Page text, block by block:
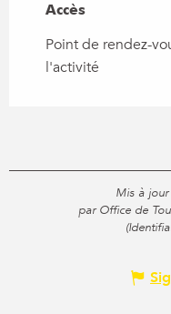
Accès
Accès
Point de rendez-
l'activité
Mis à
par Office de